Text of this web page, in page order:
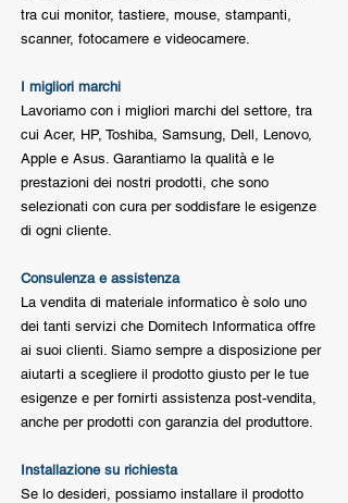
tra cui monitor, tastiere, mouse, stampanti,
scanner, fotocamere e videocamere.
I migliori marchi
Lavoriamo con i migliori marchi del settore, tra
cui Acer, HP, Toshiba, Samsung, Dell, Lenovo,
Apple e Asus. Garantiamo la qualità e le
prestazioni dei nostri prodotti, che sono
selezionati con cura per soddisfare le esigenze
di ogni cliente.
Consulenza e assistenza
La vendita di materiale informatico è solo uno
dei tanti servizi che Domitech Informatica offre
ai suoi clienti. Siamo sempre a disposizione per
aiutarti a scegliere il prodotto giusto per le tue
esigenze e per fornirti assistenza post-vendita,
anche per prodotti con garanzia del produttore.
Installazione su richiesta
Se lo desideri, possiamo installare il prodotto